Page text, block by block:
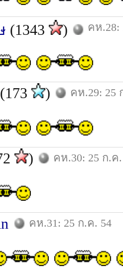
(1343 ) คห.28:
(173 ) คห.29: 25
) คห.30: 25 ก.ค
คห.31: 25 ก.ค. 54